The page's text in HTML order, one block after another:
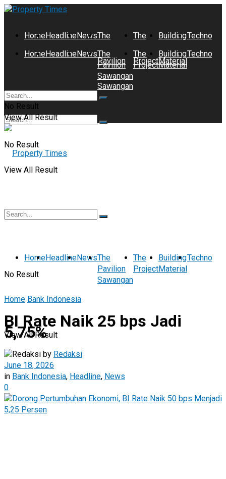
HomeHeadlineNewsThe
Pavilion
Sawangan
The
Project
Building
Material
No Result
View All Result
HomeHeadlineNewsThe
Pavilion
Sawangan
The
Project
Building
Material
No Result
View All Result
No Result
View All Result
HomeHeadlineNewsThe
Pavilion
Sawangan
The
Project
Building
Material
Home Bank Indonesia
BI Rate Naik 25 bps Jadi
5,75%
by Redaksi
June 18, 2026
in Bank Indonesia, Headline, News
0